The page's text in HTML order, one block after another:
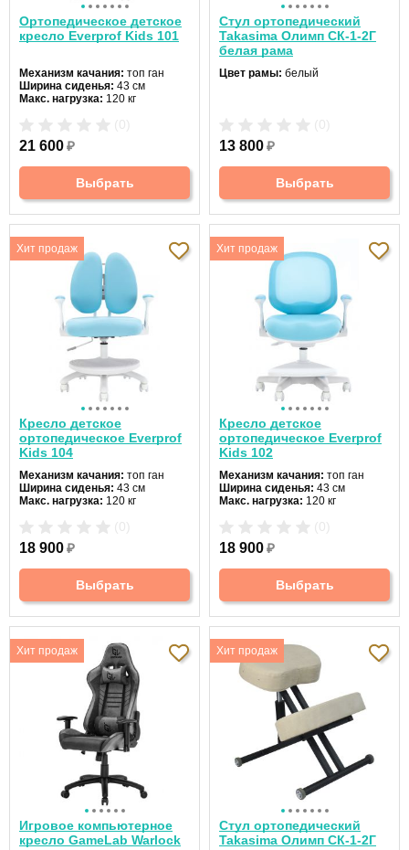
Ортопедическое детское
кресло Everprof Kids 101
Механизм качания: топ ган
Ширина сиденья: 43 см
Макс. нагрузка: 120 кг
Регулировка высоты:
Крестовина:
21 600₽
Выбрать
Стул ортопедический
Takasima Олимп СК-1-2Г
белая рама
Цвет рамы: белый
13 800₽
Выбрать
Хит продаж
Кресло детское
ортопедическое Everprof
Kids 104
Механизм качания: топ ган
Ширина сиденья: 43 см
Макс. нагрузка: 120 кг
Регулировка высоты:
Крестовина:
18 900₽
Выбрать
Хит продаж
Кресло детское
ортопедическое Everprof
Kids 102
Механизм качания: топ ган
Ширина сиденья: 43 см
Макс. нагрузка: 120 кг
Регулировка высоты:
Крестовина:
18 900₽
Выбрать
Хит продаж
Игровое компьютерное
кресло GameLab Warlock
Хит продаж
Стул ортопедический
Takasima Олимп СК-1-2Г